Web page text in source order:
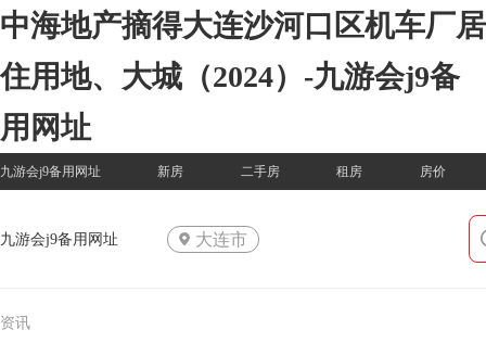
中海地产摘得大连沙河口区机车厂居
住用地、大城（2024）-九游会j9备
用网址
九游会j9备用网址 新房 二手房 租房 房价
九游会j9备用网址 大连市
资讯